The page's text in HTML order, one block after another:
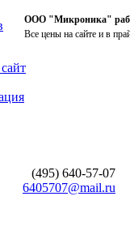
ООО "Микроника"
Все цены на сайте и в
(495) 640-57-07
6405707@mail.ru